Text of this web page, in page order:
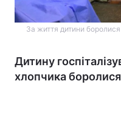
За життя дитини
Дитину
хлопчика